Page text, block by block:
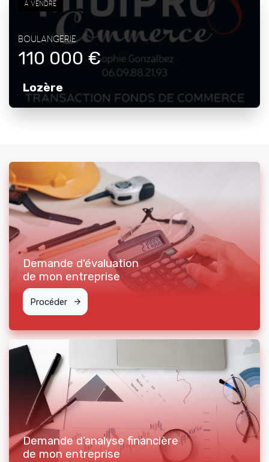
À VENDRE
BOULANGERIE
110 000 €
Lozère
Demande d'évaluation
de mon entreprise
Procéder
Demande d’analyse financière
de mon entreprise